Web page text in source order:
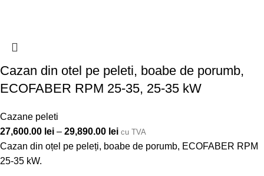
Cazan din otel pe peleti, boabe de porumb,
ECOFABER RPM 25-35, 25-35 kW
Cazane peleti
27,600.00 lei – 29,890.00 lei cu TVA
Cazan din oțel pe peleți, boabe de porumb, ECOFABER RPM
25-35 kW.